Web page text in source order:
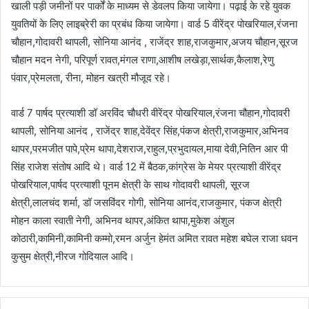
खाली पड़ी जमीनों पर पार्कों के माध्यम से डेवलप किया जायेगा। पढ़ाई के रहे युवक
युवतियों के लिए लाइब्रेरी का प्रबंध किया जायेगा। वार्ड 5 वीरेंद्र पोखरियाल,रंजना
चौहान,गोदावरी थापली, सोनिया आनंद , राजेंद्र शाह,राजकुमार,अजय चौहान,सूरज
चौहान मदन नेगी, परिपूर्ण रावत,मंगल राणा,आशीष लखेड़ा,सार्थक,कैलाश,रेणु
पंवार,प्रेमलता, रीना, मोहन खत्री मौजूद रहे।
वार्ड 7 पार्षद प्रत्याशी डॉ अरविंद चौधरी वीरेंद्र पोखरियाल,रंजना चौहान,गोदावरी
थापली, सोनिया आनंद , राजेंद्र शाह,देवेंद्र सिंह,पंकज क्षेत्री,राजकुमार,अभिनव
थापर,परमजीत पापे,प्रेम थापा,देशराज,राहुल,प्रभुदायल,माया देवी,नितिन आर पी
सिंह राजेश संतोष आदि थे। वार्ड 12 में बैठक,कांग्रेस के मेयर प्रत्याशी वीरेंद्र
पोखरियाल,पार्षद प्रत्याशी पूनम क्षेत्री के साथ गोदावरी थापली, सूरज
क्षेत्री,लालचंद शर्मा, डॉ जसविंदर गोगी, सोनिया आनंद,राजकुमार, पंकज क्षेत्री
मोहन काला स्वाती नेगी, अभिनव थापर,अंकित थापा,मुकेश अंशुल
कोठारी,कामिनी,कामिनी कम्मो,रमन अर्जुन हेमंत अमित रावत महेश बघेल राजा धवन
कुसुम क्षेत्री,नीरज गोदियाल आदि।